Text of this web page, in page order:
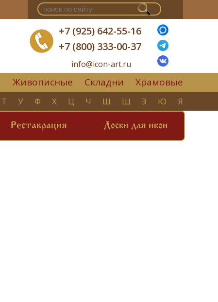
+7 (925) 642-55-16
+7 (800) 333-00-37
info@icon-art.ru
Живописные Складни Храмовые
Т У Ф Х Ц Ч Ш Щ Э Ю Я
Реставрация Доски для икон